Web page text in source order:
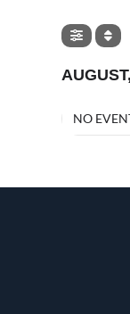
Steuer- und
Fragen
NO